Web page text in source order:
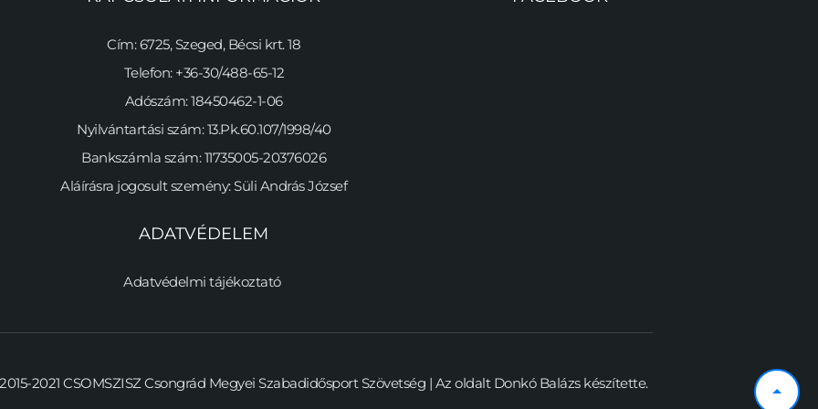
Cím: 6725, Szeged, Bécsi krt. 18
Telefon: +36-30/488-65-12
Adószám: 18450462-1-06
Nyilvántartási szám: 13.Pk.60.107/1998/40
Bankszámla szám: 11735005-20376026
Aláírásra jogosult szemény: Süli András József
ADATVÉDELEM
Adatvédelmi tájékoztató
2021 CSOMSZISZ Csongrád Megyei Szabadidősport Szövetség | Az oldalt Donkó Balázs készítette.